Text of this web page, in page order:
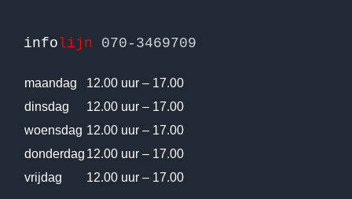
infolijn 070-3469709
maandag
12.00 uur – 17.00
dinsdag
12.00 uur – 17.00
woensdag 12.00 uur – 17.00
donderdag 12.00 uur – 17.00
vrijdag
12.00 uur – 17.00